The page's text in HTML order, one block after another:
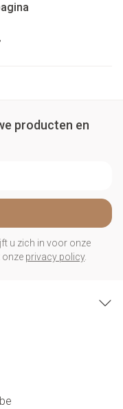
pagina
producten en
u zich in voor onze
onze privacy policy.